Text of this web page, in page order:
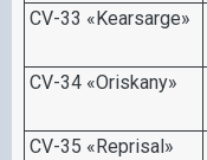
CV-33 «Kearsarge»
CV-34 «Oriskany»
CV-35 «Reprisal»